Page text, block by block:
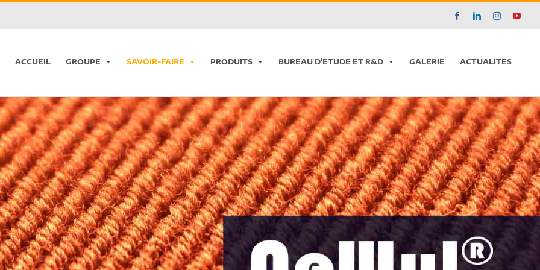
FacebookLinkedInInstagram
ACCUEIL GROUPE SAVOIR-FAIRE PRODUITS BUREAU D'ETUDE ET R&D GALERIE ACTUALITES
Chargement...